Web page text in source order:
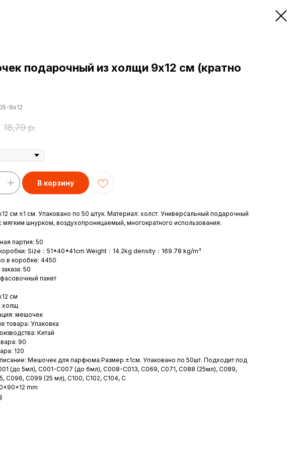
подарочный из холщи 9х12 см (кратно
9х12
18,79 р.
В корзину
см ±1 см. Упаковано по 50 штук. Материал: холст. Универсальный подарочный
шнурком, воздухопроницаемый, многократного использования.
партия: 50
Size：51*40*41cm Weight：14.2kg density：169.78 kg/m³
в коробке: 4450
50
пакет
см
холщ
мешочек
товара: Упаковка
Китай
90
120
Мешочек для парфюма.Размер ±1см. Упаковано по 50шт. Подходит под
(до 5мл), С001-С007 (до 6мл), С008-С013, С069, С071, С088 (25мл), С089,
С096, С099 (25 мл), С100, С102, С104, С
mm